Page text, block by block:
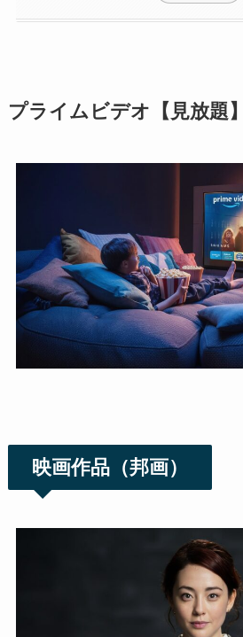
プライムビデオ【見放題
映画作品（邦画）